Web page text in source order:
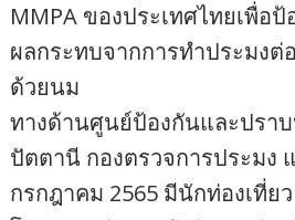
MMPA ของประเทศไทยเพื่อ
ผลกระทบจากการทำประมงต่
ด้วยนม
ทางด้านศูนย์ป้องกันและปราบ
ปัตตานี กองตรวจการประมง
กรกฎาคม 2565 มีนักท่องเที่ย